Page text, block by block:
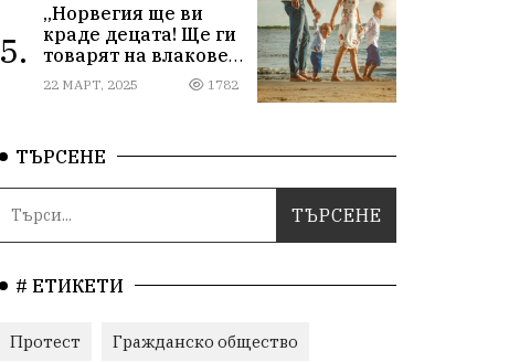
5.
„Норвегия ще ви
краде децата! Ще ги
товарят на влакове
от гара Подуяне“
22 МАРТ, 2025 1782
ТЪРСЕНЕ
# ЕТИКЕТИ
Протест Гражданско общество